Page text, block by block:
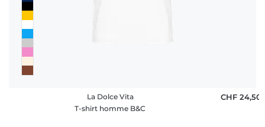
La Dolce Vita
T-shirt homme B&C
CHF 24,50